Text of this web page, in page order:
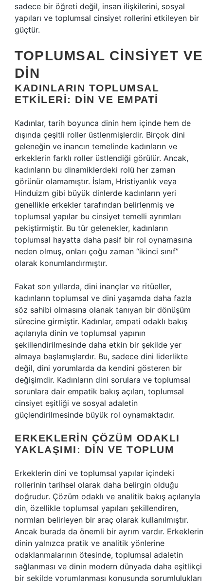
sadece bir öğreti değil, insan ilişkilerini, sosyal
yapıları ve toplumsal cinsiyet rollerini etkileyen bir
güçtür.
TOPLUMSAL CINSIYET VE
DIN
KADINLARIN TOPLUMSAL
ETKILERI: DIN VE EMPATI
Kadınlar, tarih boyunca dinin hem içinde hem de
dışında çeşitli roller üstlenmişlerdir. Birçok dini
geleneğin ve inancın temelinde kadınların ve
erkeklerin farklı roller üstlendiği görülür. Ancak,
kadınların bu dinamiklerdeki rolü her zaman
görünür olamamıştır. İslam, Hristiyanlık veya
Hinduizm gibi büyük dinlerde kadınların yeri
genellikle erkekler tarafından belirlenmiş ve
toplumsal yapılar bu cinsiyet temelli ayrımları
pekiştirmiştir. Bu tür gelenekler, kadınların
toplumsal hayatta daha pasif bir rol oynamasına
neden olmuş, onları çoğu zaman “ikinci sınıf”
olarak konumlandırmıştır.
Fakat son yıllarda, dini inançlar ve ritüeller,
kadınların toplumsal ve dini yaşamda daha fazla
söz sahibi olmasına olanak tanıyan bir dönüşüm
sürecine girmiştir. Kadınlar, empati odaklı bakış
açılarıyla dinin ve toplumsal yapının
şekillendirilmesinde daha etkin bir şekilde yer
almaya başlamışlardır. Bu, sadece dini liderlikte
değil, dini yorumlarda da kendini gösteren bir
değişimdir. Kadınların dini sorulara ve toplumsal
sorunlara dair empatik bakış açıları, toplumsal
cinsiyet eşitliği ve sosyal adaletin
güçlendirilmesinde büyük rol oynamaktadır.
ERKEKLERIN ÇÖZÜM ODAKLI
YAKLAŞIMI: DIN VE TOPLUM
Erkeklerin dini ve toplumsal yapılar içindeki
rollerinin tarihsel olarak daha belirgin olduğu
doğrudur. Çözüm odaklı ve analitik bakış açılarıyla
din, özellikle toplumsal yapıları şekillendiren,
normları belirleyen bir araç olarak kullanılmıştır.
Ancak burada da önemli bir ayrım vardır. Erkeklerin
dinin yalnızca pratik ve analitik yönlerine
odaklanmalarının ötesinde, toplumsal adaletin
sağlanması ve dinin modern dünyada daha eşitlikçi
bir şekilde yorumlanması konusunda sorumlulukları